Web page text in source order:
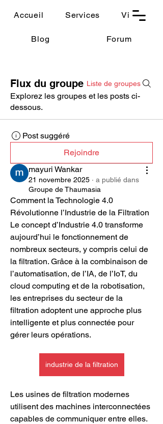
THAUMASIA
Accueil Services Vidéos
Blog Forum
Flux du groupe Liste de groupes
Explorez les groupes et les posts ci-
dessous.
Post suggéré
Rejoindre
mayuri Wankar
21 novembre 2025 · a publié dans
Groupe de Thaumasia
Comment la Technologie 4.0
Révolutionne l’Industrie de la Filtration
Le concept d’Industrie 4.0 transforme
aujourd’hui le fonctionnement de
nombreux secteurs, y compris celui de
la filtration. Grâce à la combinaison de
l’automatisation, de l’IA, de l’IoT, du
cloud computing et de la robotisation,
les entreprises du secteur de la
filtration adoptent une approche plus
intelligente et plus connectée pour
gérer leurs opérations.
industrie de la filtration
Les usines de filtration modernes
utilisent des machines interconnectées
capables de communiquer entre elles.